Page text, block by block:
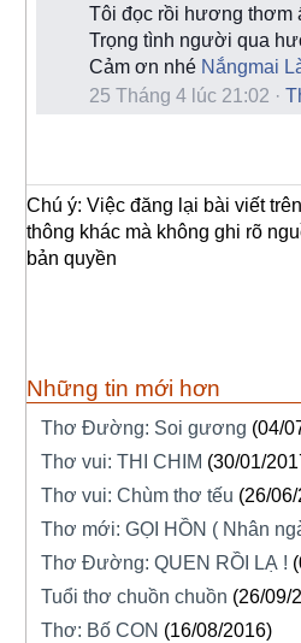
Tôi đọc rồi hương thơm
Trọng tình người qua
Cảm ơn nhé Nắngmai
25 Tháng 4 lúc 21:02 ·
Chú ý: Việc đăng lại bài viết
thông khác mà không ghi rõ
bản quyền
Những tin mới hơn
Thơ Đường: Soi gương (04/
Thơ vui: THI CHIM (30/01/
Thơ vui: Chùm thơ tếu (26/
Thơ mới: GỌI HỒN ( Nhân
Thơ Đường: QUEN RỒI LẠ !
Tuổi thơ chuồn chuồn (26/09/
Thơ: Bố CON (16/08/2016)